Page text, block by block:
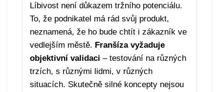
Líbivost není důkazem tržního potenciálu.
To, že podnikatel má rád svůj produkt,
neznamená, že ho bude chtít i zákazník ve
vedlejším městě. Franšíza vyžaduje
objektivní validaci – testování na různých
trzích, s různými lidmi, v různých
situacích. Skutečně silné koncepty nejsou